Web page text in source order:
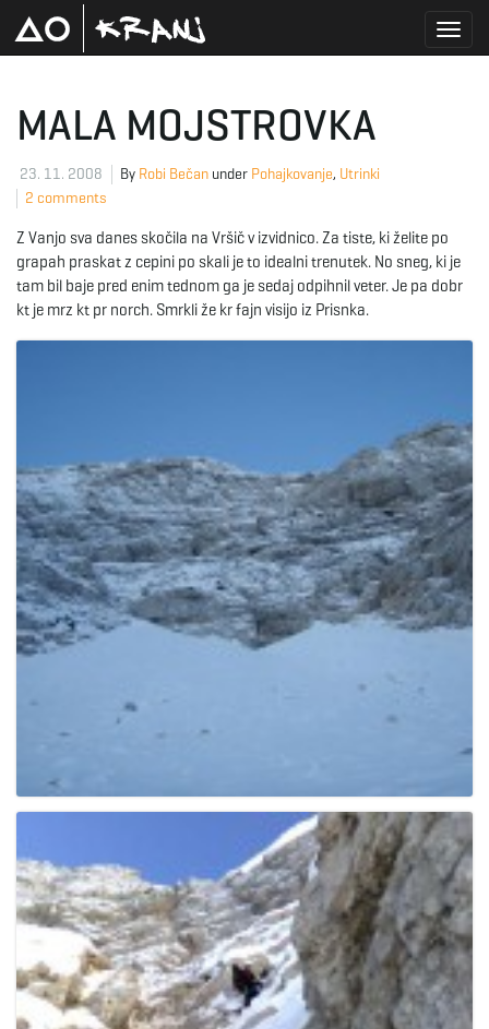
g
g
l
e
n
v
i
g
MALA MOJSTROVKA
23. 11. 2008 By Robi Bečan under Pohajkovanje, Utrinki
2 comments
Z Vanjo sva danes skočila na Vršič v izvidnico. Za tiste, ki želite po
grapah praskat z cepini po skali je to idealni trenutek. No sneg, ki je
tam bil baje pred enim tednom ga je sedaj odpihnil veter. Je pa dobr
kt je mrz kt pr norch. Smrkli že kr fajn visijo iz Prisnka.